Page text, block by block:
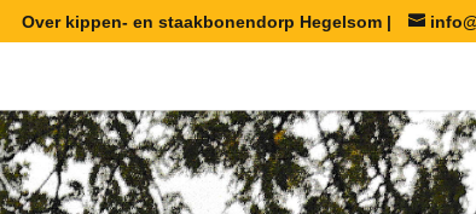
Over kippen- en staakbonendorp Hegelsom |